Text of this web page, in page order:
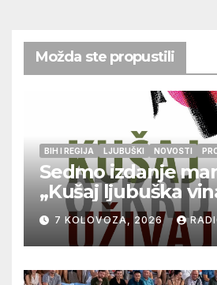
Možda ste propustili
BIH I REGIJA LJUBUŠKI NOVOSTI
Sedmo izdanje
„Kušaj ljubuška
vrhunska vina,
glazbu
7 KOLOVOZA, 2026